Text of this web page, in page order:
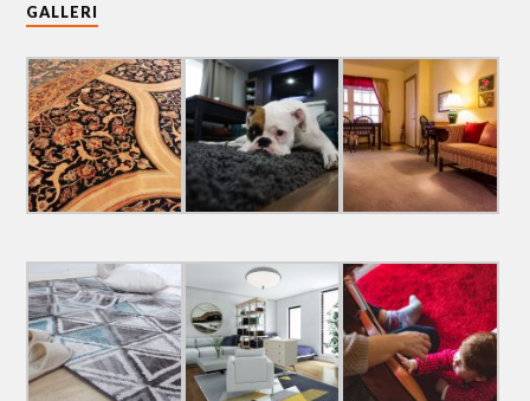
GALLERI